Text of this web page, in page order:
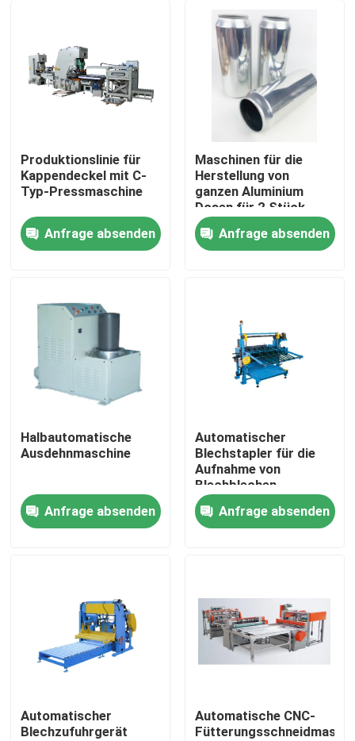
Produkte
Videos
Über uns
Qualitätskontrolle
automatische Blechdose, die Maschine herstellt
Aerosol-Dose, die Maschine herstellt
Produktionslinie für
Kappendeckel mit C-
Typ-Pressmaschine
Anfrage absenden
Maschinen für die
Herstellung von
ganzen Aluminium
Dosen für 2 Stück
Dosen für Getränke
Dosen Bier Dosen Cola
Dosen
Anfrage absenden
Halbautomatische
Ausdehnmaschine
Anfrage absenden
Automatischer
Blechstapler für die
Aufnahme von
Blechblechen
Anfrage absenden
Automatischer
Blechzufuhrgerät
Automatische CNC-